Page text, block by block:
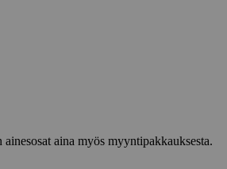
aina myös myyntipakkauksesta.